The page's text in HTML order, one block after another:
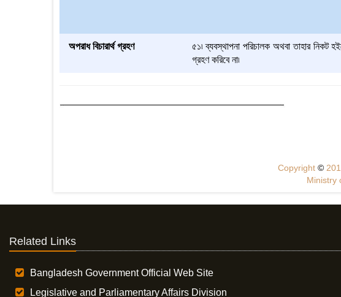
অপরাধ বিচারার্থ গ্রহণ
৫১৷ ব্যবস্থাপনা পরিচালক অথবা তাহার
গ্রহণ করিবে না৷
Copyright©
Ministry
Related Links
Bangladesh Government Official Web Site
Legislative and Parliamentary Affairs Division